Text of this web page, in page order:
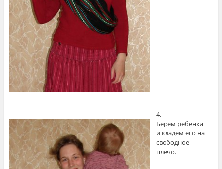
4.
Берем ребенка
и кладем его на
свободное
плечо.